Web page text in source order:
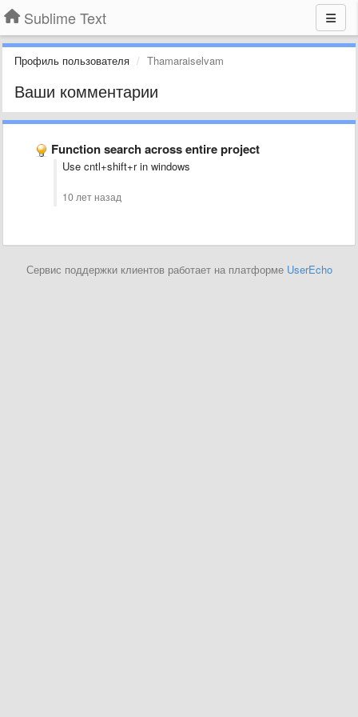
Sublime Text
Профиль пользователя Thamaraiselvam
Ваши комментарии
Function search across entire project
Use cntl+shift+r in windows
10 лет назад
Сервис поддержки клиентов работает на платформе UserEcho